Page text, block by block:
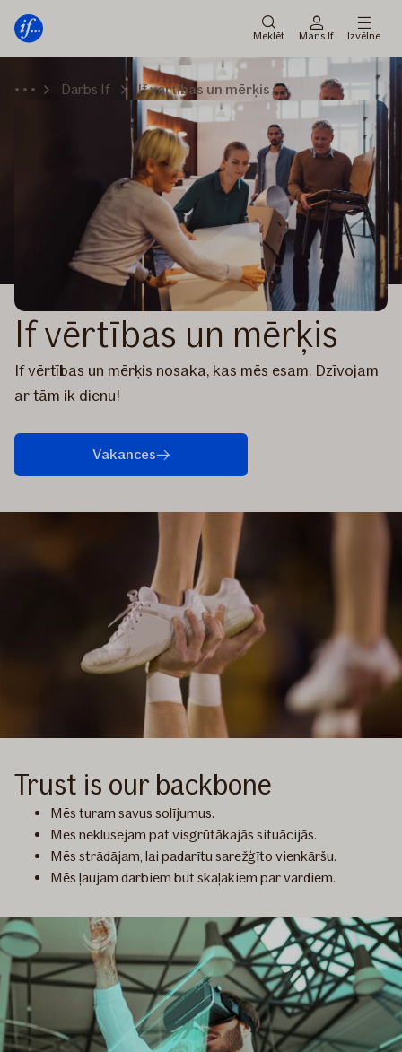
izvēlne
Meklēt Mans If Izvēlne
Darbs If If vērtības un mērķis
If vērtības un mērķis
If vērtības un mērķis nosaka, kas mēs esam. Dzīvojam
ar tām ik dienu!
Vakances
Trust is our backbone
Mēs turam savus solījumus.
Mēs neklusējam pat visgrūtākajās situācijās.
Mēs strādājam, lai padarītu sarežģīto vienkāršu.
Mēs ļaujam darbiem būt skaļākiem par vārdiem.